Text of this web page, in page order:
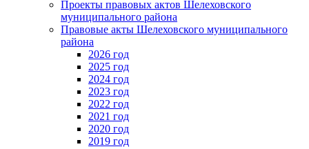
Проекты правовых актов Шелеховского
муниципального района
Правовые акты Шелеховского муниципального
района
2026 год
2025 год
2024 год
2023 год
2022 год
2021 год
2020 год
2019 год